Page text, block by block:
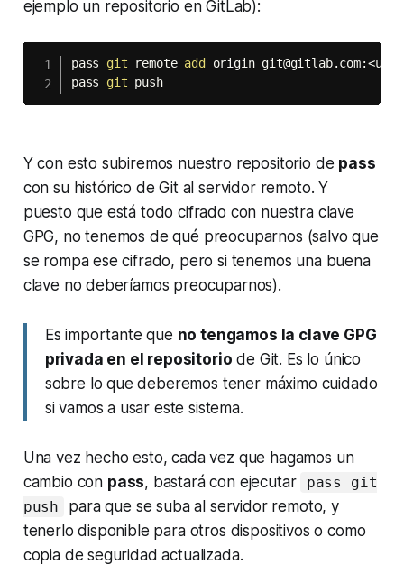
ejemplo un repositorio en GitLab):
pass git remote add origin git@gitlab.com:<
pass git push
Y con esto subiremos nuestro repositorio de pass
con su histórico de Git al servidor remoto. Y
puesto que está todo cifrado con nuestra clave
GPG, no tenemos de qué preocuparnos (salvo que
se rompa ese cifrado, pero si tenemos una buena
clave no deberíamos preocuparnos).
Es importante que no tengamos la clave GPG
privada en el repositorio de Git. Es lo único
sobre lo que deberemos tener máximo cuidado
si vamos a usar este sistema.
Una vez hecho esto, cada vez que hagamos un
cambio con pass, bastará con ejecutar
pass git
push
para que se suba al servidor remoto, y
tenerlo disponible para otros dispositivos o como
copia de seguridad actualizada.